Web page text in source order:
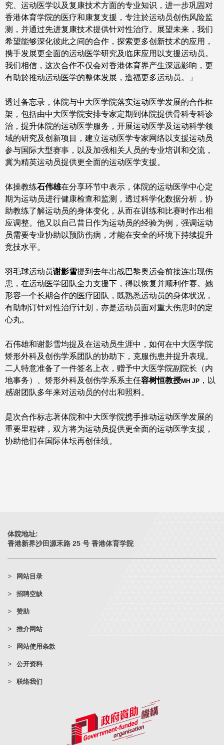
究、运动医学以及复康技术方面的专业知识，进一步巩固对
香港体育学院的医疗和康复支援，专注於运动员创伤风险监
测，并通过先进复康技术提供针对性治疗。展望未来，我们
希望能够深化彼此之间的合作，探索更多创新技术的应用，
携手发展更全面的运动医学研究及临床应用以支援运动员。
我们相信，这次合作不仅会对香港体育界产生深远影响，更
有助於推动运动医学的整体发展，造福更多运动员。」
透过备忘录，体院与中大医学院落实运动医学发展的合作框
架，包括由中大医学院安排专家定期到体院提供骨科专科诊
治，提升体院的运动医学服务，开展运动医学及运动科学领
域的研究及创新项目，建立运动医学专家网络以支援运动员
参与国际大型赛事，以及加强相关人员的专业培训和交流，
冀为精英运动员提供更全面的运动医学支援。
体操教练石伟雄在分享环节中表示，体院的运动医学中心定
期为运动员进行健康检查和监测，透过科学化数据分析，协
助教练了解运动员的身体变化，从而在训练和比赛时作出相
应调整。他又以自己昔日作为运动员的经验为例，强调运动
员需要专业协助以预防伤病，才能在安全的环境下持续提升
竞技水平。
羽毛球运动员谢影雪提到去年出战巴黎奥运会前接连出现伤
患，在运动医学团队全力支援下，得以恢复并顺利作赛。她
形容一个长期合作的医疗团队，既熟悉运动员的身体状况，
有助制订针对性治疗计划，亦是运动员面对重大伤患时的定
心丸。
石伟雄和谢影雪均提及在运动员生涯中，如何在中大医学院
矫形外科及创伤学系团队的协助下，克服伤患并提升表现。
二人特意准备了一件签名上衣，赠予中大医学院副院长（内
地事务）、矫形外科及创伤学系系主任容树恒教授MH JP ，以
感谢团队多年来对运动员的付出和照料。
是次合作标志著体院和中大医学院携手推动运动医学发展的
重要里程碑，双方将为运动员提供更全面的运动医学支援，
协助他们在国际体坛再创佳绩。
体院地址:
香港新界沙田源禾路 25 号 香港体育学院
网站目录
招聘空缺
赞助
推介网站
网站使用条款
公开资料
联络我们